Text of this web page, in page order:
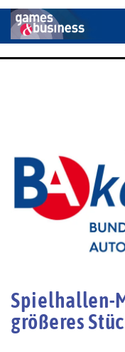
Spielhallen-
größeres